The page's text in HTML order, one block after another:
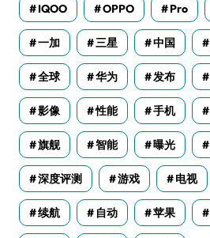
IQOO OPPO Pro
一加 三星 中国
全球 华为 发布
影像 性能 手机
旗舰 智能 曝光
深度评测 游戏 电视
续航 自动 苹果